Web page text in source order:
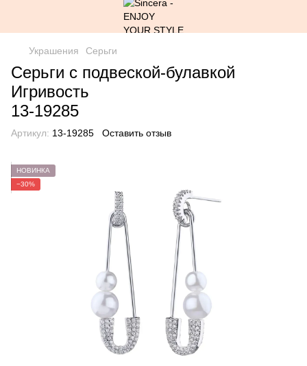
Украшения Серьги
Серьги с подвеской-булавкой
Игривость
13-19285
Артикул: 13-19285 Оставить отзыв
НОВИНКА
−30%